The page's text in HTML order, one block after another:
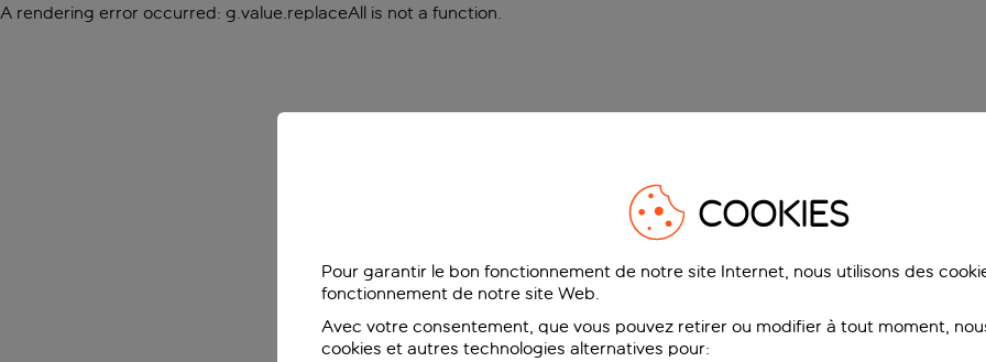
A rendering error occurred: g.value.replaceAll is not a function.
COOKIES
Pour garantir le bon fonctionnement de notre site Internet, nous utilisons des
fonctionnement de notre site Web.
Avec votre consentement, que vous pouvez retirer ou modifier à tout moment,
cookies et autres technologies alternatives pour: